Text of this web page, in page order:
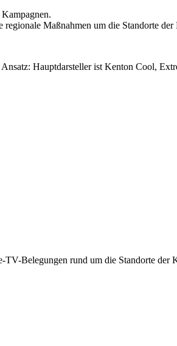
Maßnahmen um die Standorte der
Hauptdarsteller ist Kenton Cool,
Belegungen rund um die Standorte der